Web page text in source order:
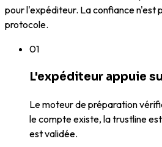
pour l'expéditeur. La confiance n'est
protocole.
01
L'expéditeur appuie
Le moteur de préparation
le compte existe, la trustline
est validée.